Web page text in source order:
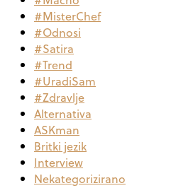
#MisterChef
#Odnosi
#Satira
#Trend
#UradiSam
#Zdravlje
Alternativa
ASKman
Britki jezik
Interview
Nekategorizirano